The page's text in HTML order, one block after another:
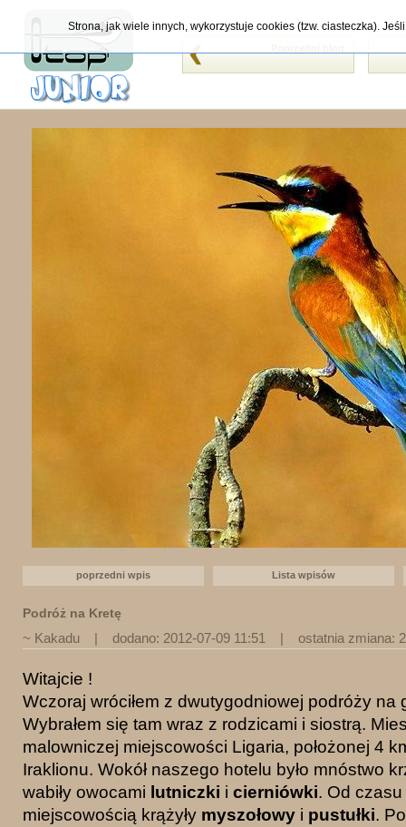
Strona, jak wiele innych, wykorzystuje cookies (tzw. ciasteczka).
poprzedni wpis Lista wpisów
Podróż na Kretę
~ Kakadu | dodano: 2012-07-09 11:51 | ostatnia zmiana:
Witajcie !
Wczoraj wróciłem z dwutygodniowej podróży na
Wybrałem się tam wraz z rodzicami i siostrą.
malowniczej miejscowości Ligaria, położonej 4
Iraklionu. Wokół naszego hotelu było mnóstwo
wabiły owocami lutniczki i cierniówki. Od
miejscowością krążyły myszołowy i pustułki.